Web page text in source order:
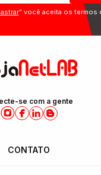
” você aceita os termos
se com a gente
CONTATO